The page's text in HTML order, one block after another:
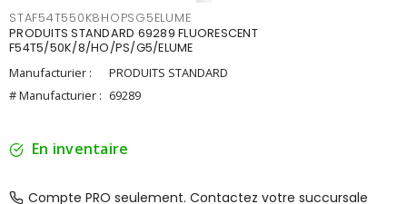
STAF54T550K8HOPSG5ELUME
PRODUITS STANDARD 69289 FLUORESCENT
F54T5/50K/8/HO/PS/G5/ELUME
Manufacturier :
PRODUITS STANDARD
# Manufacturier : 69289
En inventaire
Compte PRO seulement. Contactez votre succursale